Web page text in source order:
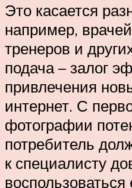
Это касается
например,
тренеров и
подача – залог
привлечения
интернет. С
фотографии
потребитель
к специалисту
воспользоваться